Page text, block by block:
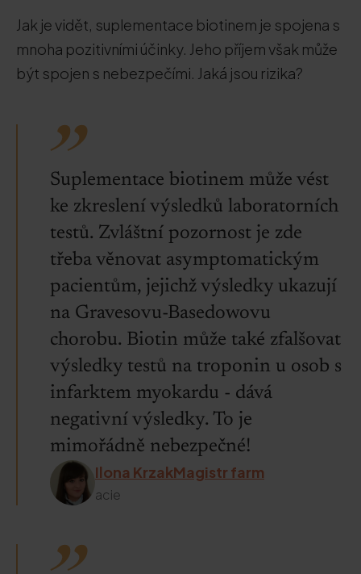
Jak je vidět, suplementace biotinem je spojena s
mnoha pozitivními účinky. Jeho příjem však může
být spojen s nebezpečími. Jaká jsou rizika?
Suplementace biotinem může vést
ke zkreslení výsledků laboratorních
testů. Zvláštní pozornost je zde
třeba věnovat asymptomatickým
pacientům, jejichž výsledky ukazují
na Gravesovu-Basedowovu
chorobu. Biotin může také zfalšovat
výsledky testů na troponin u osob s
infarktem myokardu - dává
negativní výsledky. To je
mimořádně nebezpečné!
Ilona KrzakMagistr farm
acie